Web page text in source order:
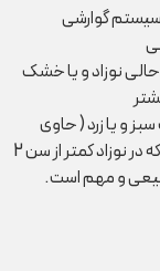
گوارشی
نوزاد و یا خشک
و یا زرد ( حاوی
صفرا ) و پرتابی باشد. علاوه بر این استفراغی که در نوزاد کمتر از سن 2